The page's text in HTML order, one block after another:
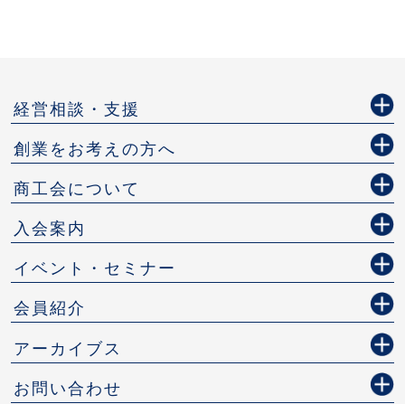
経営相談・支援
創業をお考えの方へ
商工会について
入会案内
イベント・セミナー
会員紹介
アーカイブス
お問い合わせ